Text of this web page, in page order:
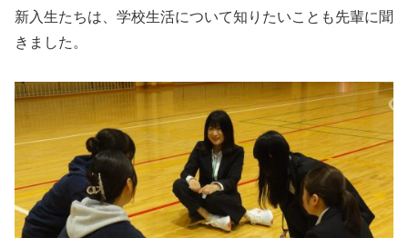
新入生たちは、学校生活について知りたいことも先輩に聞
きました。